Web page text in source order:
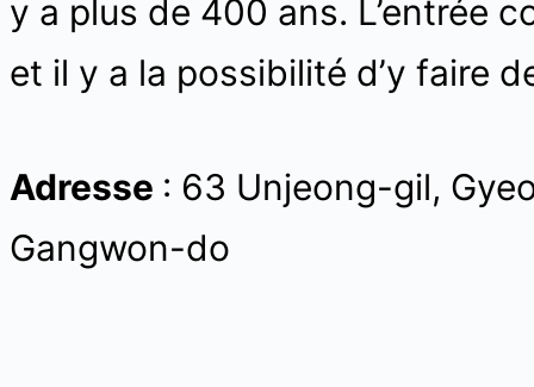
y a plus de 400 ans. L’entrée
et il y a la possibilité d’y faire
Adresse : 63 Unjeong-gil,
Gangwon-do